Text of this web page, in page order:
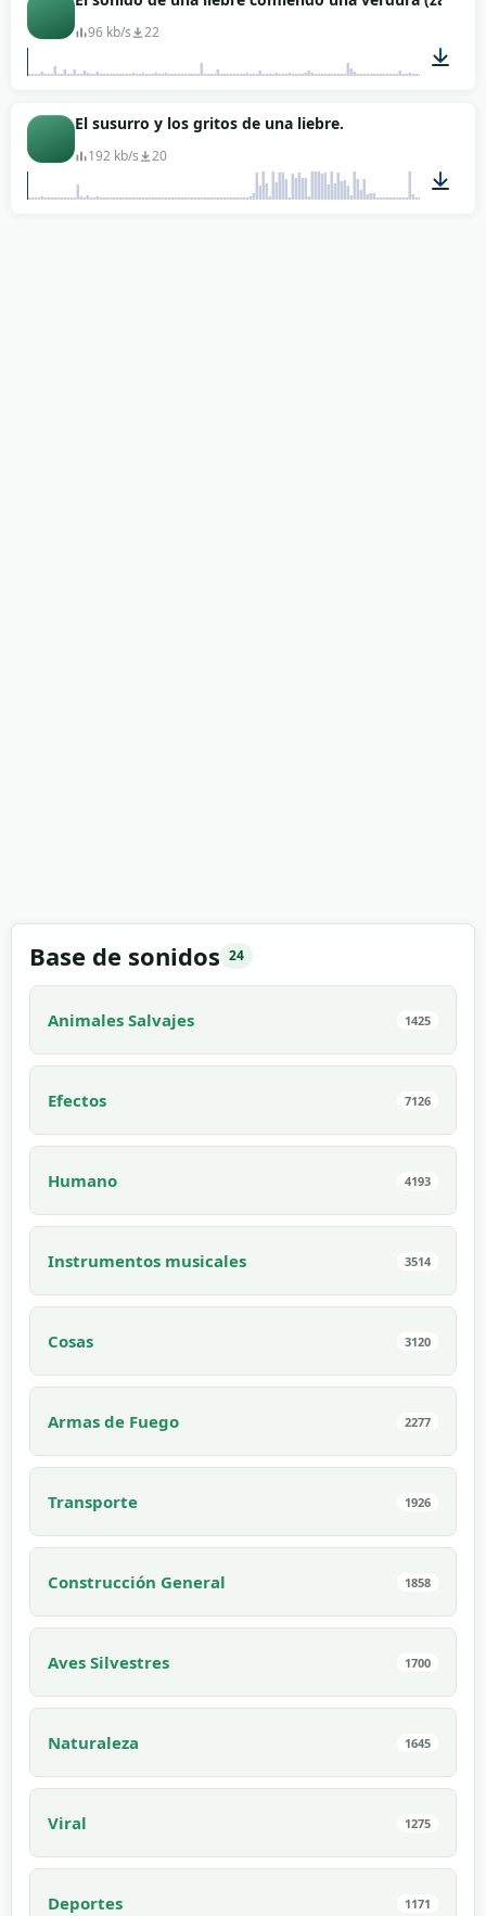
96 kb/s 22
El susurro y los gritos de una liebre.
192 kb/s 20
Base de sonidos 24
Animales Salvajes 1425
Efectos 7126
Humano 4193
Instrumentos musicales 3514
Cosas 3120
Armas de Fuego 2277
Transporte 1926
Construcción General 1858
Aves Silvestres 1700
Naturaleza 1645
Viral 1275
Deportes 1171